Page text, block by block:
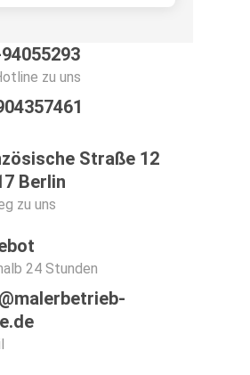
zu uns
Straße 12
Berlin
zu uns
24 Stunden